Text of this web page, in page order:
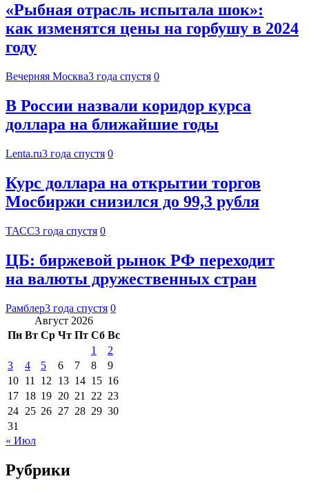
«Рыбная отрасль испытала шок»:
как изменятся цены на горбушу в 2024
году
Вечерняя Москва3 года спустя 0
В России назвали коридор курса
доллара на ближайшие годы
Lenta.ru3 года спустя 0
Курс доллара на открытии торгов
Мосбиржи снизился до 99,3 рубля
ТАСС3 года спустя 0
ЦБ: биржевой рынок РФ переходит
на валюты дружественных стран
Рамблер3 года спустя 0
Август 2026
Пн Вт Ср Чт Пт Сб Вс
1
2
3
4 5 6 7 8
9
10 11 12 13 14 15 16
17 18 19 20 21 22 23
24 25 26 27 28 29 30
31
« Июл
Рубрики